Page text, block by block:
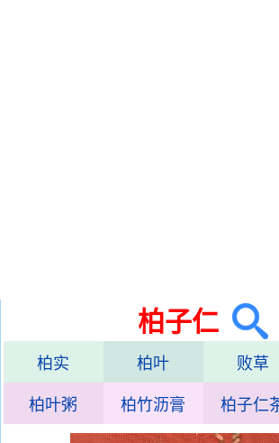
柏子仁
柏实 柏叶 败草
柏叶粥 柏竹沥膏 柏子仁